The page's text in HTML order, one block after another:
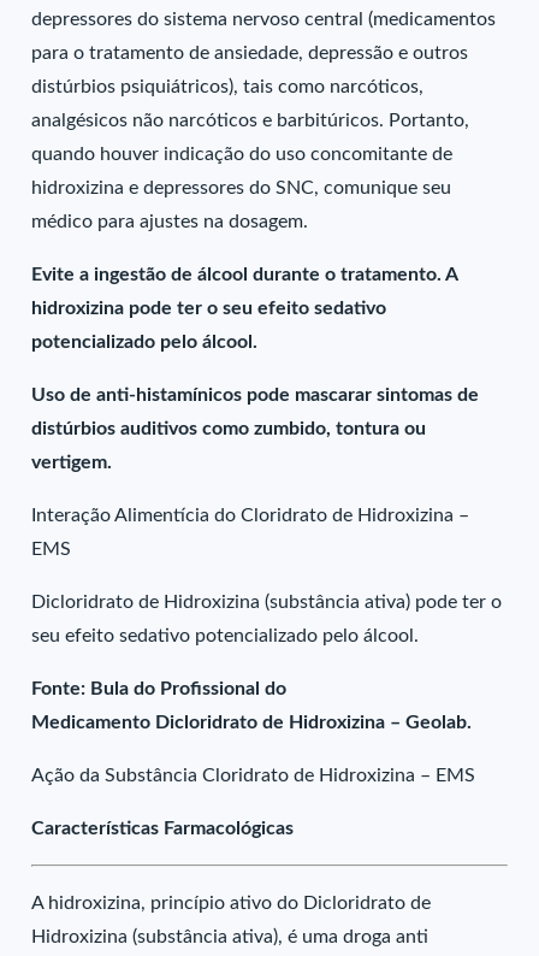
depressores do sistema nervoso central (medicamentos
para o tratamento de ansiedade, depressão e outros
distúrbios psiquiátricos), tais como narcóticos,
analgésicos não narcóticos e barbitúricos. Portanto,
quando houver indicação do uso concomitante de
hidroxizina e depressores do SNC, comunique seu
médico para ajustes na dosagem.
Evite a ingestão de álcool durante o tratamento. A
hidroxizina pode ter o seu efeito sedativo
potencializado pelo álcool.
Uso de anti-histamínicos pode mascarar sintomas de
distúrbios auditivos como zumbido, tontura ou
vertigem.
Interação Alimentícia do Cloridrato de Hidroxizina –
EMS
Dicloridrato de Hidroxizina (substância ativa) pode ter o
seu efeito sedativo potencializado pelo álcool.
Fonte: Bula do Profissional do
Medicamento Dicloridrato de Hidroxizina – Geolab.
Ação da Substância Cloridrato de Hidroxizina – EMS
Características Farmacológicas
A hidroxizina, princípio ativo do Dicloridrato de
Hidroxizina (substância ativa), é uma droga anti